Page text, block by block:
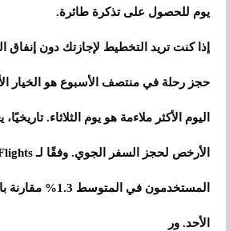
يوم للحصول على تذكرة طائرة.
إذا كنت تريد التخطيط لإجازتك دون إنفاق
حجز رحلة في منتصف الأسبوع هو الخيار
اليوم الأكثر ملاءمة هو يوم الثلاثاء.
المستخدمون في
الأحد. ور